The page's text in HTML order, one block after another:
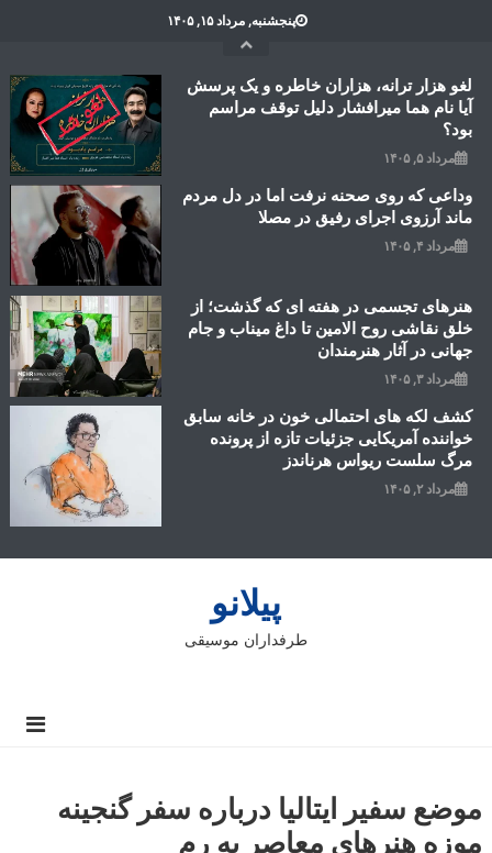
پنجشنبه, مرداد ۱۵, ۱۴۰۵
لغو هزار ترانه، هزاران خاطره و یک پرسش
آیا نام هما میرافشار دلیل توقف مراسم
بود؟
مرداد ۵, ۱۴۰۵
وداعی که روی صحنه نرفت اما در دل مردم
ماند آرزوی اجرای رفیق در مصلا
مرداد ۴, ۱۴۰۵
هنرهای تجسمی در هفته ای که گذشت؛ از
خلق نقاشی روح الامین تا داغ میناب و جام
جهانی در آثار هنرمندان
مرداد ۳, ۱۴۰۵
کشف لکه های احتمالی خون در خانه سابق
خواننده آمریکایی جزئیات تازه از پرونده
مرگ سلست ریواس هرناندز
مرداد ۲, ۱۴۰۵
پیلانو
طرفداران موسیقی
موضع سفیر ایتالیا درباره سفر گنجینه
موزه هنرهای معاصر به رم